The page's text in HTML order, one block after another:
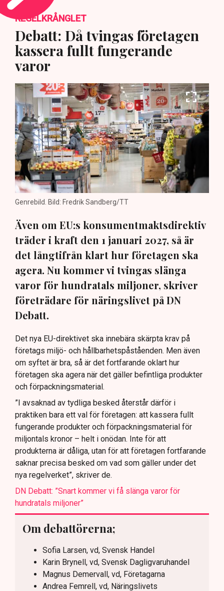
REGELKRÅNGLET
Debatt: Då tvingas företagen
kassera fullt fungerande
varor
Genrebild. Bild: Fredrik Sandberg/TT
Även om EU:s konsumentmaktsdirektiv
träder i kraft den 1 januari 2027, så är
det långtifrån klart hur företagen ska
agera. Nu kommer vi tvingas slänga
varor för hundratals miljoner, skriver
företrädare för näringslivet på DN
Debatt.
Det nya EU-direktivet ska innebära skärpta krav på
företags miljö- och hållbarhetspåståenden. Men även
om syftet är bra, så är det fortfarande oklart hur
företagen ska agera när det gäller befintliga produkter
och förpackningsmaterial.
”I avsaknad av tydliga besked återstår därför i
praktiken bara ett val för företagen: att kassera fullt
fungerande produkter och förpackningsmaterial för
miljontals kronor – helt i onödan. Inte för att
produkterna är dåliga, utan för att företagen fortfarande
saknar precisa besked om vad som gäller under det
nya regelverket”, skriver de.
DN Debatt: ”Snart kommer vi få slänga varor för
hundratals miljoner”
Om debattörerna;
Sofia Larsen, vd, Svensk Handel
Karin Brynell, vd, Svensk Dagligvaruhandel
Magnus Demervall, vd, Företagarna
Andrea Femrell, vd, Näringslivets